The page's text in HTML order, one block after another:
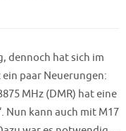
dennoch hat sich im
paar Neuerungen:
MHz (DMR) hat eine
Nun kann auch mit M17